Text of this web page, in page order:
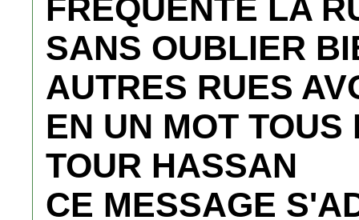
FREQUENTE LA
SANS OUBLIER
AUTRES RUES
EN UN MOT
TOUR HASSAN
CE MESSAGE